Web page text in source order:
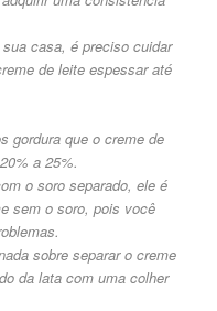
casa, é preciso cuidar
de leite espessar até
gordura que o creme de
a 25%.
o soro separado, ele é
sem o soro, pois você
sobre separar o creme
da lata com uma colher